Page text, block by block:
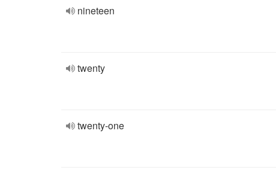
nineteen
twenty
twenty-one